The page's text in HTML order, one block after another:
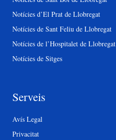
Notícies d’El Prat de Llobregat
Notícies de Sant Feliu de Llobregat
Notícies de l’Hospitalet de Llobregat
Notícies de Sitges
Serveis
Avís Legal
Privacitat